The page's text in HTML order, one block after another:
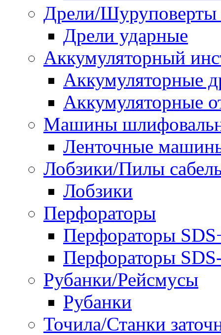
Дрели/Шуруповерты
Дрели ударные
Аккумуляторный
Аккумуляторные
Аккумуляторные
Машины
Ленточные
Лобзики/Пилы
Лобзики
Перфораторы
Перфораторы
Перфораторы
Рубанки/Рейсмусы
Рубанки
Точила/Станки